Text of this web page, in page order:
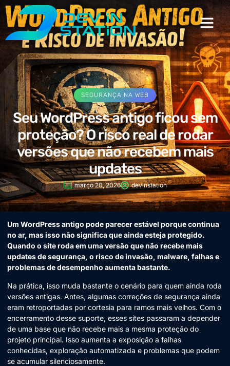
SEGURANÇA NA WEB
Seu WordPress antigo ficou sem
proteção? O risco real de rodar
versões que não recebem mais
updates
março 20, 2026 devinstation
Um WordPress antigo pode parecer estável porque continua
no ar, mas isso não significa que ainda esteja protegido.
Quando o site roda em uma versão que não recebe mais
updates de segurança, o risco de invasão, malware, falhas e
problemas de desempenho aumenta bastante.
Na prática, isso muda bastante o cenário para quem ainda roda
versões antigas. Antes, algumas correções de segurança ainda
eram retroportadas por cortesia para ramos mais velhos. Com o
encerramento desse suporte, esses sites passaram a depender
de uma base que não recebe mais a mesma proteção do
projeto principal. Isso aumenta a exposição a falhas
conhecidas, exploração automatizada e problemas que podem
se acumular silenciosamente.